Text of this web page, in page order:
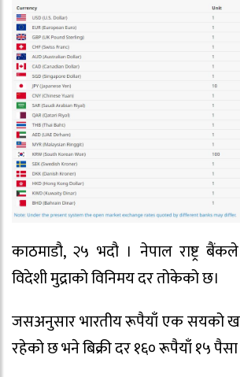
काठमाडौ, २५ भदौ । नेपाल राष्ट्र
विदेशी मुद्राको विनिमय दर तोकेको छ।
जसअनुसार भारतीय रूपैयाँ एक सयको
रहेको छ भने बिक्री दर १६० रूपैयाँ १५